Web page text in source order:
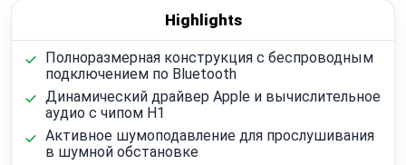
Highlights
Полноразмерная конструкция с беспроводным
подключением по Bluetooth
Динамический драйвер Apple и вычислительное
аудио с чипом H1
Активное шумоподавление для прослушивания
в шумной обстановке